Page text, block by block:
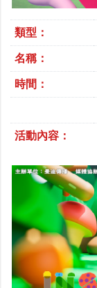
類型：
名稱：
時間：
活動內容：